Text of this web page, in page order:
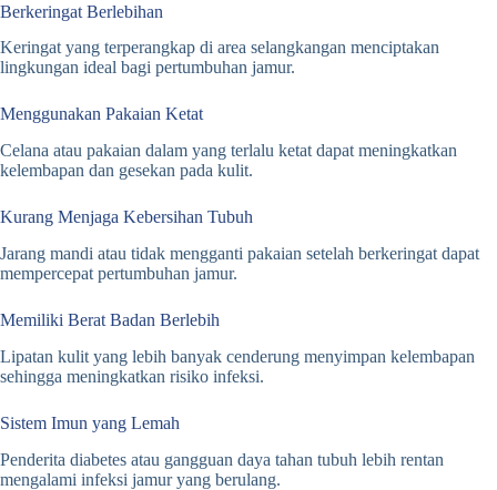
Berkeringat Berlebihan
Keringat yang terperangkap di area selangkangan menciptakan
lingkungan ideal bagi pertumbuhan jamur.
Menggunakan Pakaian Ketat
Celana atau pakaian dalam yang terlalu ketat dapat meningkatkan
kelembapan dan gesekan pada kulit.
Kurang Menjaga Kebersihan Tubuh
Jarang mandi atau tidak mengganti pakaian setelah berkeringat dapat
mempercepat pertumbuhan jamur.
Memiliki Berat Badan Berlebih
Lipatan kulit yang lebih banyak cenderung menyimpan kelembapan
sehingga meningkatkan risiko infeksi.
Sistem Imun yang Lemah
Penderita diabetes atau gangguan daya tahan tubuh lebih rentan
mengalami infeksi jamur yang berulang.